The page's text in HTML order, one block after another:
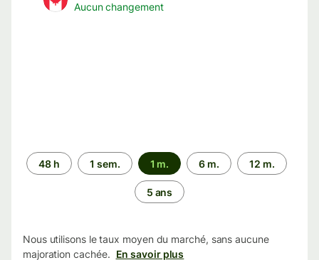
Aucun changement
Période
48 h 1 sem. 1 m. 6 m. 12 m.
5 ans
Nous utilisons le taux moyen du marché, sans aucune
majoration cachée. En savoir plus